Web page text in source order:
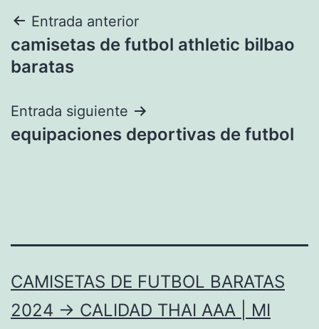
Navegación
de
Entrada anterior
camisetas de futbol athletic bilbao
baratas
Entrada siguiente
equipaciones deportivas de futbol
CAMISETAS DE FUTBOL BARATAS
2024 → CALIDAD THAI AAA | MI